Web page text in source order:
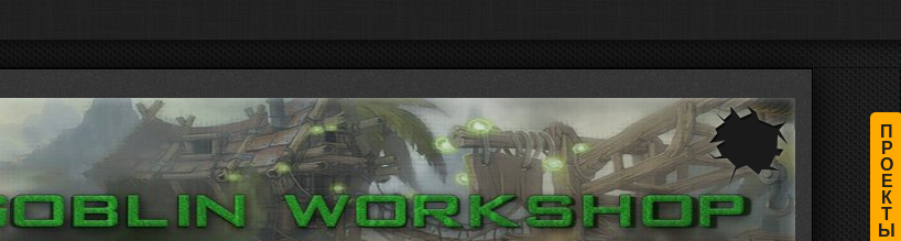
П
Р
О
Е
К
Т
Ы